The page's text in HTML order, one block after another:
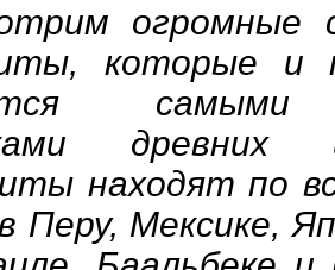
огромные
которые и
самыми
древних
находят по
Перу, Мексике,